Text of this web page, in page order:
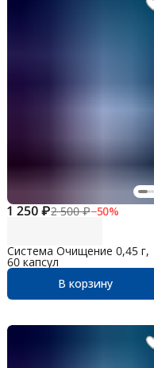
1 250 ₽2 500 ₽−50%
Система Очищение 0,45 г,
60 капсул
В корзину